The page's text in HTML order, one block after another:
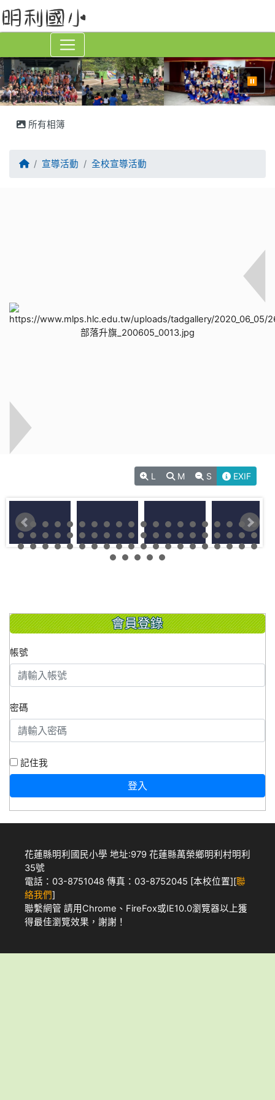
⏸
所有相簿
回首頁宣導活動 全校宣導活動
L M S EXIF
會員登錄
帳號
密碼
記住我
登入
花蓮縣明利國民小學 地址:979 花蓮縣萬榮鄉明利村明利
35號
電話：03-8751048 傳真：03-8752045 [本校位置][聯
絡我們]
聯繫網管 請用 Chrome 、 FireFox或IE10.0瀏覽器以上獲
得最佳瀏覽效果，謝謝！